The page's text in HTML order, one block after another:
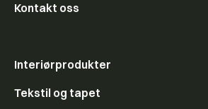
Kontakt oss
Interiørprodukter
Tekstil og tapet